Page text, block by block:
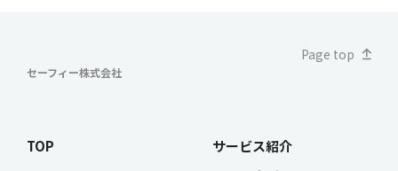
セーフィー株式会社
Page top
TOP
サービス紹介